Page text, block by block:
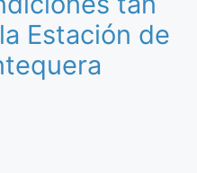
Estación de